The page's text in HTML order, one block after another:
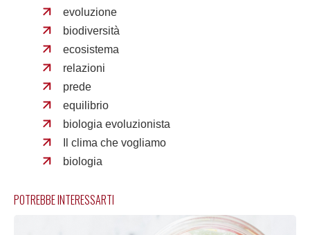
evoluzione
biodiversità
ecosistema
relazioni
prede
equilibrio
biologia evoluzionista
Il clima che vogliamo
biologia
POTREBBE INTERESSARTI